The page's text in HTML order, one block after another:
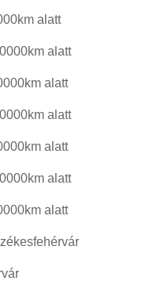
alatt
alatt
alatt
alatt
alatt
alatt
alatt